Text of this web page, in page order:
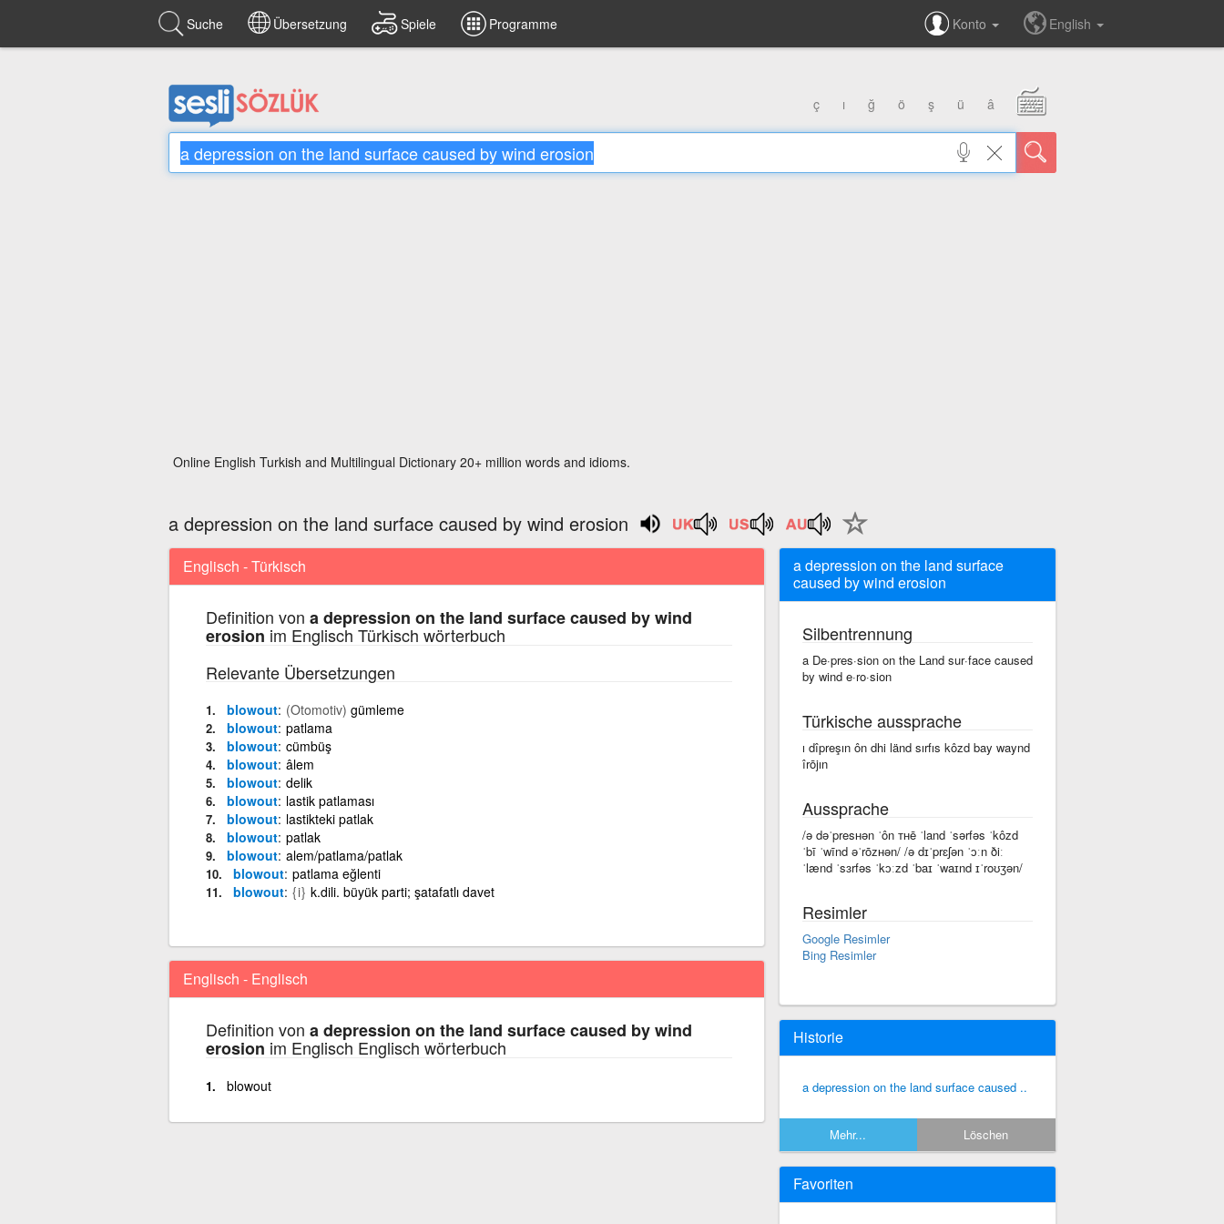
Suche Übersetzung Spiele Programme Konto English
ç ı ğ ö ş ü â
Online English Turkish and Multilingual Dictionary 20+ million words and idioms.
a depression on the land surface caused by wind erosion
Englisch - Türkisch
Definition von a depression on the land surface caused by wind
erosion im Englisch Türkisch wörterbuch
Relevante Übersetzungen
blowout (Otomotiv) gümleme
blowout patlama
blowout cümbüş
blowout âlem
blowout delik
blowout lastik patlaması
blowout lastikteki patlak
blowout patlak
blowout alem/patlama/patlak
blowout patlama eğlenti
blowout {i} k.dili. büyük parti; şatafatlı davet
Englisch - Englisch
Definition von a depression on the land surface caused by wind
erosion im Englisch Englisch wörterbuch
blowout
a depression on the land surface
caused by wind erosion
Silbentrennung
a De·pres·sion on the Land sur·face caused
by wind e·ro·sion
Türkische aussprache
ı dîpreşın ôn dhi länd sırfıs kôzd bay waynd
îrōjın
Aussprache
/ə dəˈpresʜən ˈôn ᴛʜē ˈland ˈsərfəs ˈkôzd
ˈbī ˈwīnd əˈrōᴢʜən/ /ə dɪˈprɛʃən ˈɔːn ðiː
ˈlænd ˈsɜrfəs ˈkɔːzd ˈbaɪ ˈwaɪnd ɪˈroʊʒən/
Resimler
Google Resimler
Bing Resimler
Historie
a depression on the land surface caused ..
Mehr... Löschen
Favoriten